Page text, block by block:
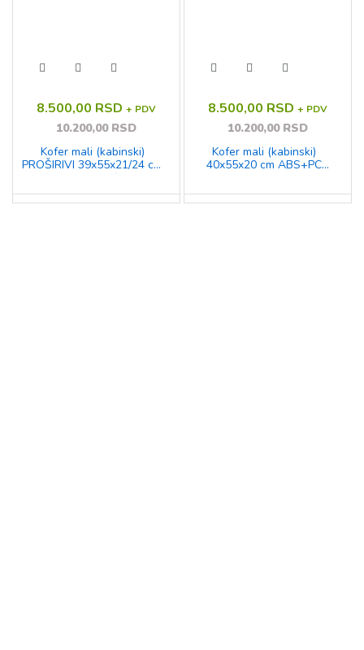
8.500,00 RSD + PDV
10.200,00 RSD
Kofer mali (kabinski)
PROŠIRIVI 39x55x21/24 cm
Polypropilen 37,5/42,8l-2,9
kg Pacific Gabol krem
8.500,00 RSD + PDV
10.200,00 RSD
Kofer mali (kabinski)
40x55x20 cm ABS+PC